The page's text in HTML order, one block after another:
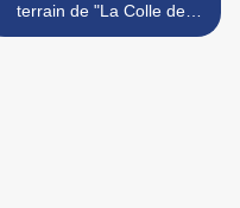
terrain de "La Colle de
Grune " pendant cette